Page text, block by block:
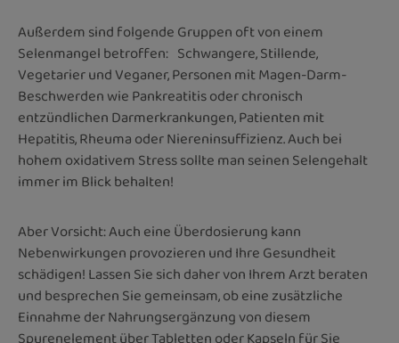
Außerdem sind folgende Gruppen oft von einem
Selenmangel betroffen: Schwangere, Stillende,
Vegetarier und Veganer, Personen mit Magen-Darm-
Beschwerden wie Pankreatitis oder chronisch
entzündlichen Darmerkrankungen, Patienten mit
Hepatitis, Rheuma oder Niereninsuffizienz. Auch bei
hohem oxidativem Stress sollte man seinen Selengehalt
immer im Blick behalten!
Aber Vorsicht: Auch eine Überdosierung kann
Nebenwirkungen provozieren und Ihre Gesundheit
schädigen! Lassen Sie sich daher von Ihrem Arzt beraten
und besprechen Sie gemeinsam, ob eine zusätzliche
Einnahme der Nahrungsergänzung von diesem